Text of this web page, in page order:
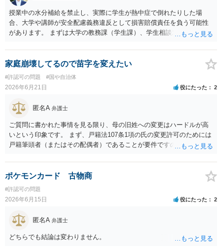
授業中の水分補給を禁止し、実際に学生が熱中症で倒れたりした場
合、大学や講師が安全配慮義務違反として損害賠償責任を負う可能性
があります。 まずは大学の教務課（学生課）、学生相談窓口、ハラス
大学側から教師へ指導を入れてもらうのが一番安全で確実な方法で
す。
家庭崩壊してるので苗字を変えたい
#許認可の問題 #国や自治体
2026年6月21日 役にたった 2
匿名A 弁護士
ご質問に書かれた事情を見る限り、母の旧姓への変更はハードルが高
いという印象です。 まず、戸籍法107条1項の氏の変更許可のためには
戸籍筆頭者（またはその配偶者）であることが要件ですので、現在父
では戸籍法107条1項に定める「やむを得ない事由」が必要になります
が、希望する氏は生来称していたものではなく、肝心の同居の母は婚
氏続称しており母と氏を合わせるという点での必要性が説明できない
（むしろ不自然な状況になる）こと、本件は親族間の揉め事を内容と
するもので精神的・心理的理由と把握されて許可が得られにくいと考
えられること、等からみれば、簡単に許可は得られないのではないか
という見通しです。過去の裁判例では、父親から長期間の性的暴行を
受けていたことを理由とする氏及び名の変更が許可されたケースもあ
るので、心理的理由が全く考慮されないわけではないのですが、本件
ポケモンカード 古物商
#許認可の問題
2026年6月15日 役にたった 2
匿名A 弁護士
どちらでも結論は変わりません。